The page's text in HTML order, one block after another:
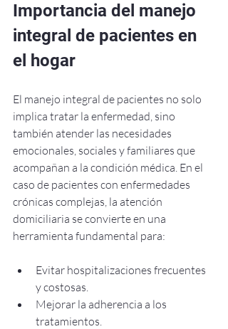
Importancia del manejo
integral de pacientes en
el hogar
El manejo integral de pacientes no solo
implica tratar la enfermedad, sino
también atender las necesidades
emocionales, sociales y familiares que
acompañan a la condición médica. En el
caso de pacientes con enfermedades
crónicas complejas, la atención
domiciliaria se convierte en una
herramienta fundamental para:
Evitar hospitalizaciones frecuentes
y costosas.
Mejorar la adherencia a los
tratamientos.